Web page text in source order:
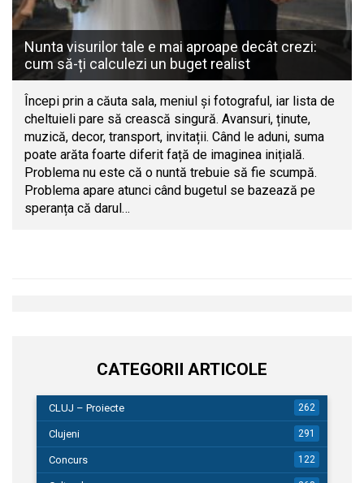
Nunta visurilor tale e mai aproape decât crezi:
cum să-ți calculezi un buget realist
Începi prin a căuta sala, meniul și fotograful, iar lista de
cheltuieli pare să crească singură. Avansuri, ținute,
muzică, decor, transport, invitații. Când le aduni, suma
poate arăta foarte diferit față de imaginea inițială.
Problema nu este că o nuntă trebuie să fie scumpă.
Problema apare atunci când bugetul se bazează pe
speranța că darul…
CATEGORII ARTICOLE
CLUJ – Proiecte 262
Clujeni 291
Concurs 122